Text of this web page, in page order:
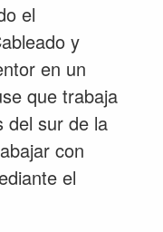
el
y
en un
que trabaja
del sur de la
con
el